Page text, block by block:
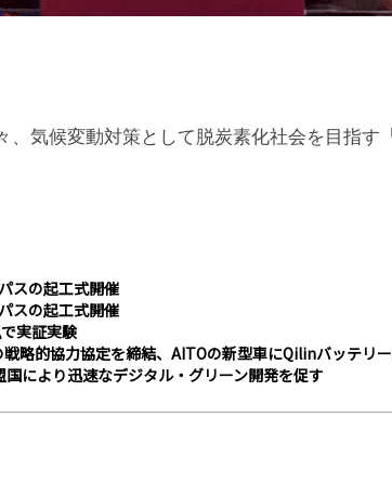
、気候変動対策として脱炭素化社会を目指す
スの起工式開催
スの起工式開催
実証実験
戦略的協力協定を締結、AITOの新型車にQilinバッテリ
国により迅速なデジタル・グリーン開発を促す